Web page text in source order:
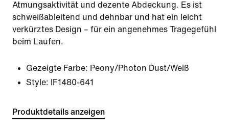
Atmungsaktivität und dezente Abdeckung. Es ist
schweißableitend und dehnbar und hat ein leicht
verkürztes Design – für ein angenehmes Tragegefühl
beim Laufen.
Gezeigte Farbe: Peony/Photon Dust/Weiß
Style:
IF1480-641
Produktdetails anzeigen